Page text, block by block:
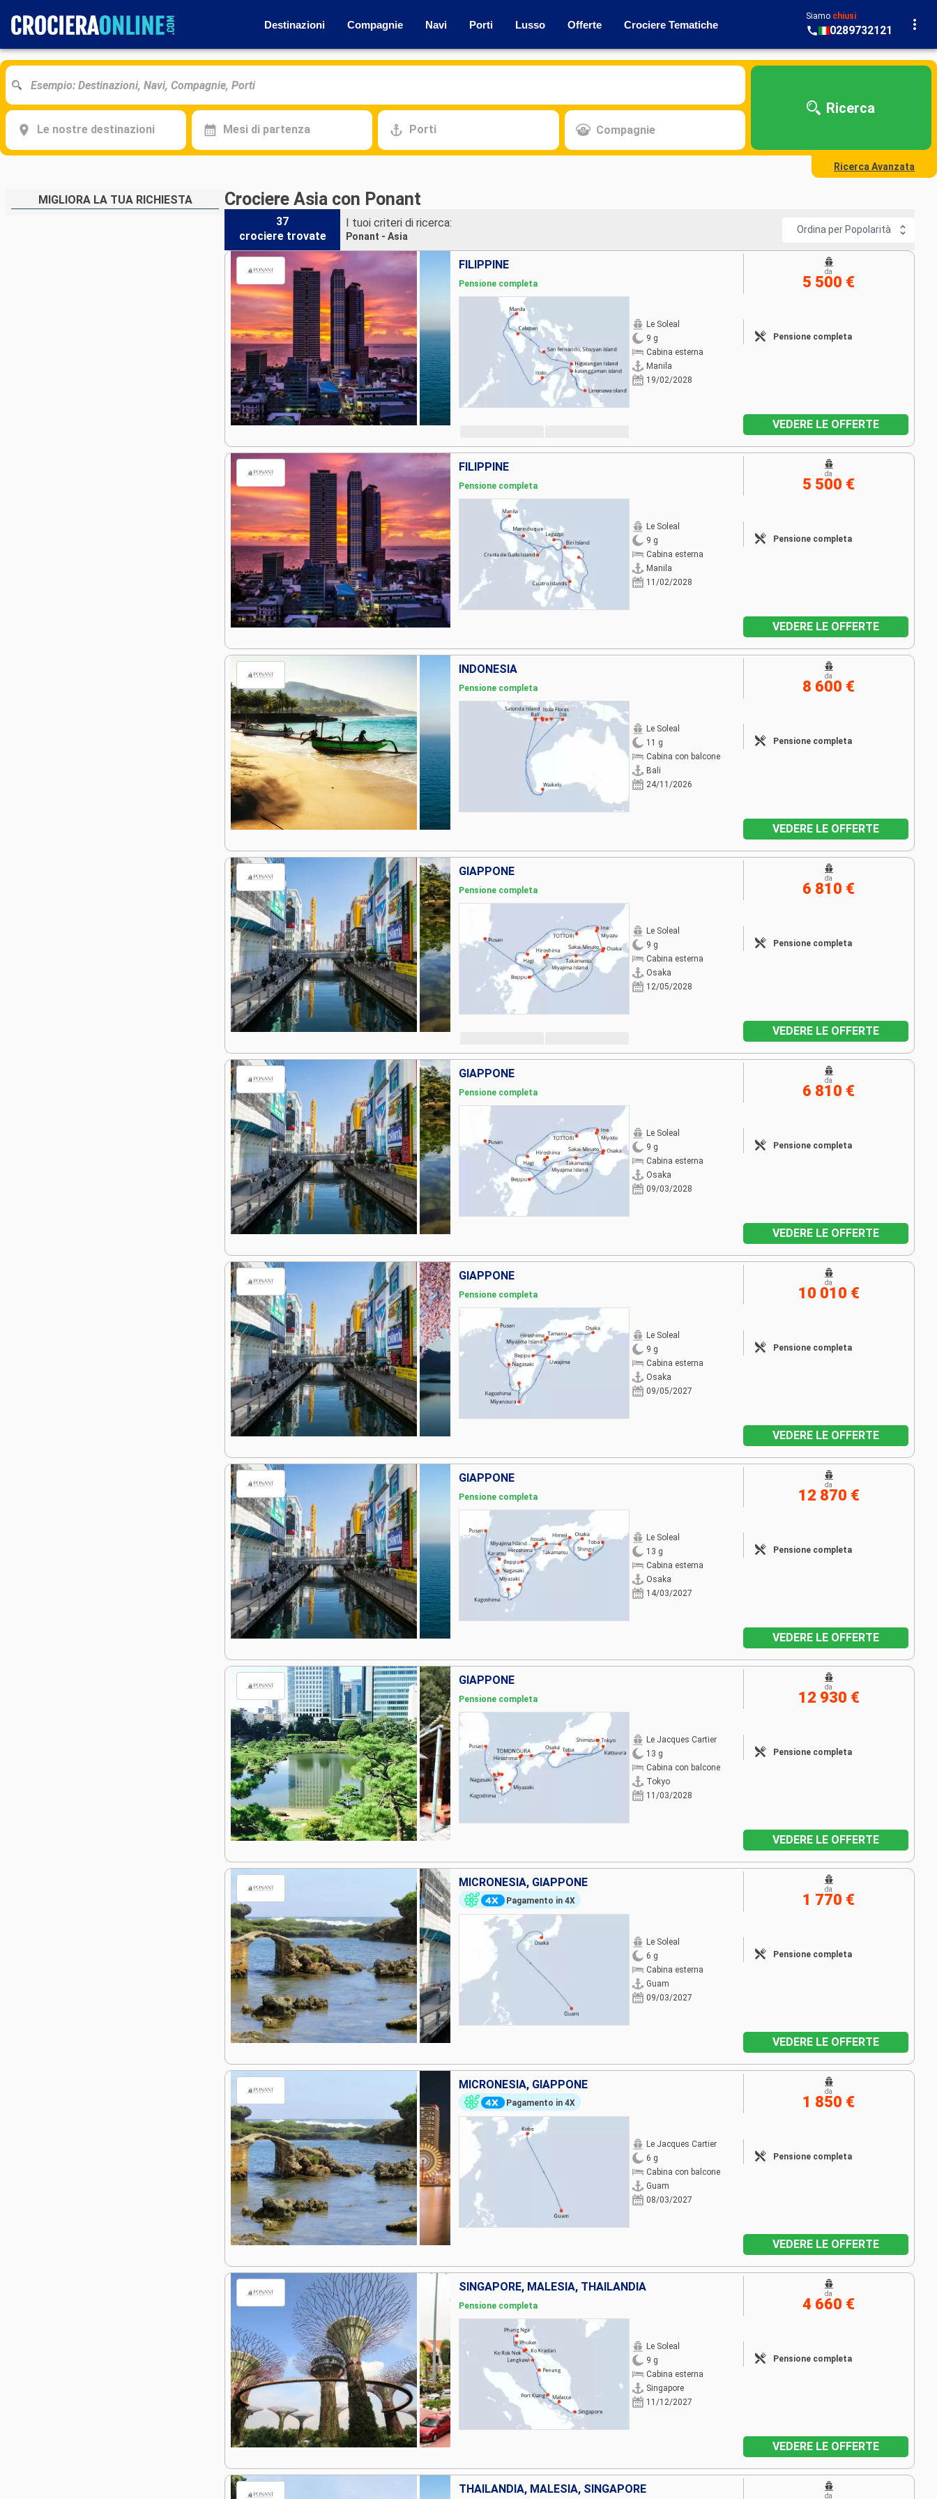
Destinazioni Compagnie Navi Porti Lusso Offerte Crociere Tematiche
Siamo chiusi
0289732121
Le nostre destinazioni Mesi di partenza Porti Compagnie
Ricerca
Ricerca Avanzata
MIGLIORA LA TUA RICHIESTA Crociere Asia con Ponant
37
crociere trovate
I tuoi criteri di ricerca:
Ponant - Asia
Ordina per Popolarità
FILIPPINE
Pensione completa
Le Soleal
9 g
Cabina esterna
Manila
19/02/2028
Pensione completa
da
5 500 €
VEDERE LE OFFERTE
FILIPPINE
Pensione completa
Le Soleal
9 g
Cabina esterna
Manila
11/02/2028
Pensione completa
da
5 500 €
VEDERE LE OFFERTE
INDONESIA
Pensione completa
Le Soleal
11 g
Cabina con balcone
Bali
24/11/2026
Pensione completa
da
8 600 €
VEDERE LE OFFERTE
GIAPPONE
Pensione completa
Le Soleal
9 g
Cabina esterna
Osaka
12/05/2028
Pensione completa
da
6 810 €
VEDERE LE OFFERTE
GIAPPONE
Pensione completa
Le Soleal
9 g
Cabina esterna
Osaka
09/03/2028
Pensione completa
da
6 810 €
VEDERE LE OFFERTE
GIAPPONE
Pensione completa
Le Soleal
9 g
Cabina esterna
Osaka
09/05/2027
Pensione completa
da
10 010 €
VEDERE LE OFFERTE
GIAPPONE
Pensione completa
Le Soleal
13 g
Cabina esterna
Osaka
14/03/2027
Pensione completa
da
12 870 €
VEDERE LE OFFERTE
GIAPPONE
Pensione completa
Le Jacques Cartier
13 g
Cabina con balcone
Tokyo
11/03/2028
Pensione completa
da
12 930 €
VEDERE LE OFFERTE
MICRONESIA, GIAPPONE
Pagamento in 4X
Le Soleal
6 g
Cabina esterna
Guam
09/03/2027
Pensione completa
da
1 770 €
VEDERE LE OFFERTE
MICRONESIA, GIAPPONE
Pagamento in 4X
Le Jacques Cartier
6 g
Cabina con balcone
Guam
08/03/2027
Pensione completa
da
1 850 €
VEDERE LE OFFERTE
SINGAPORE, MALESIA, THAILANDIA
Pensione completa
Le Soleal
9 g
Cabina esterna
Singapore
11/12/2027
Pensione completa
da
4 660 €
VEDERE LE OFFERTE
THAILANDIA, MALESIA, SINGAPORE
da